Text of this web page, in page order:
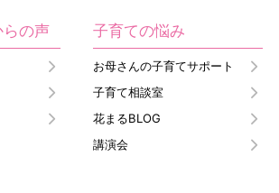
の声 子育ての悩み
お母さんの子育てサポート
子育て相談室
花まるBLOG
講演会